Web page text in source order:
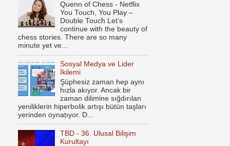
Quenn of Chess - Netflix
You Touch, You Play –
Double Touch Let’s
continue with the beauty of
chess stories. There are so many
minute yet ve...
Sosyal Medya ve Lider
İkilemi
Şüphesiz zaman hep aynı
hızla akıyor. Ancak bir
zaman dilimine sığdırılan
yeniliklerin hiperbolik artışı bütün taşları
yerinden oynatıyor. D...
TBD - 36. Ulusal Bilişim
Kurultayı